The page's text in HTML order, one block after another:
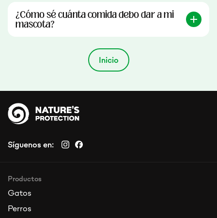
¿Cómo sé cuánta comida debo dar a mi
mascota?
Inicio
Síguenos en:
Productos
Gatos
Perros